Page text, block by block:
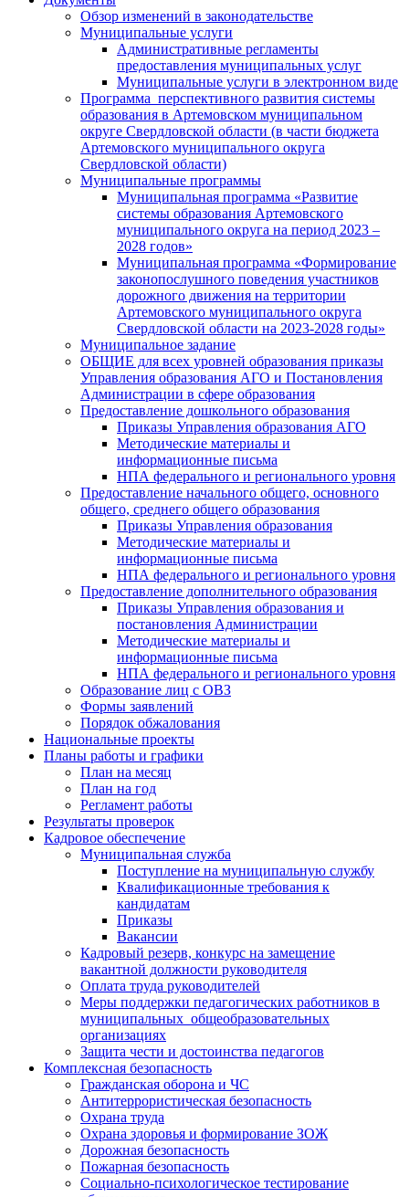
Обзор изменений в законодательстве
Муниципальные услуги
Административные регламенты
предоставления муниципальных услуг
Муниципальные услуги в электронном виде
Программа перспективного развития системы
образования в Артемовском муниципальном
округе Свердловской области (в части бюджета
Артемовского муниципального округа
Свердловской области)
Муниципальные программы
Муниципальная программа «Развитие
системы образования Артемовского
муниципального округа на период 2023 –
2028 годов»
Муниципальная программа «Формирование
законопослушного поведения участников
дорожного движения на территории
Артемовского муниципального округа
Свердловской области на 2023-2028 годы»
Муниципальное задание
ОБЩИЕ для всех уровней образования приказы
Управления образования АГО и Постановления
Администрации в сфере образования
Предоставление дошкольного образования
Приказы Управления образования АГО
Методические материалы и
информационные письма
НПА федерального и регионального уровня
Предоставление начального общего, основного
общего, среднего общего образования
Приказы Управления образования
Методические материалы и
информационные письма
НПА федерального и регионального уровня
Предоставление дополнительного образования
Приказы Управления образования и
постановления Администрации
Методические материалы и
информационные письма
НПА федерального и регионального уровня
Образование лиц с ОВЗ
Формы заявлений
Порядок обжалования
Национальные проекты
Планы работы и графики
План на месяц
План на год
Регламент работы
Результаты проверок
Кадровое обеспечение
Муниципальная служба
Поступление на муниципальную службу
Квалификационные требования к
кандидатам
Приказы
Вакансии
Кадровый резерв, конкурс на замещение
вакантной должности руководителя
Оплата труда руководителей
Меры поддержки педагогических работников в
муниципальных общеобразовательных
организациях
Защита чести и достоинства педагогов
Комплексная безопасность
Гражданская оборона и ЧС
Антитеррористическая безопасность
Охрана труда
Охрана здоровья и формирование ЗОЖ
Дорожная безопасность
Пожарная безопасность
Социально-психологическое тестирование